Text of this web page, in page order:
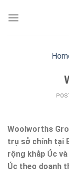
Woolworths
trụ sở chính tại
rộng khắp Úc
Úc theo doanh